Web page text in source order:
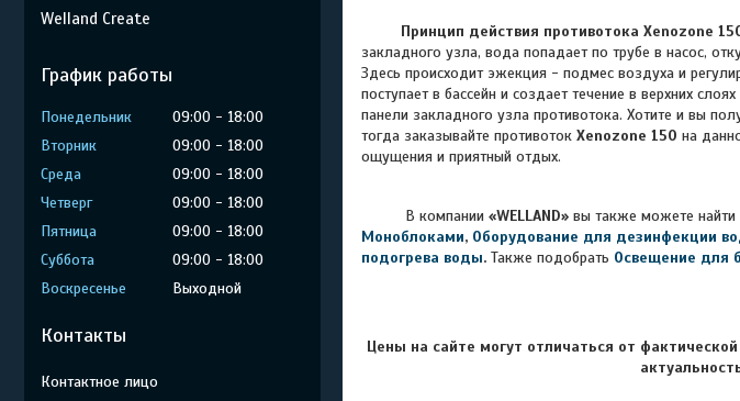
Принцип действия противотока Xenozone
закладного узла, вода попадает по трубе в насос,
Здесь происходит эжекция - подмес воздуха и
поступает в бассейн и создает течение в верхних
панели закладного узла противотока. Хотите и вы
тогда заказывайте противоток Xenozone 150 на
ощущения и приятный отдых.
В компании «WELLAND» вы также можете найти
Моноблоками, Оборудование для дезинфекции
подогрева воды. Также подобрать Освещение для
Цены на сайте могут отличаться от
Welland Create
График работы
Понедельник 09:00
18:00
Вторник
09:00
18:00
Среда
09:00
18:00
Четверг
09:00
18:00
Пятница
09:00
18:00
Суббота
09:00
18:00
Воскресенье
Выходной
Контакты